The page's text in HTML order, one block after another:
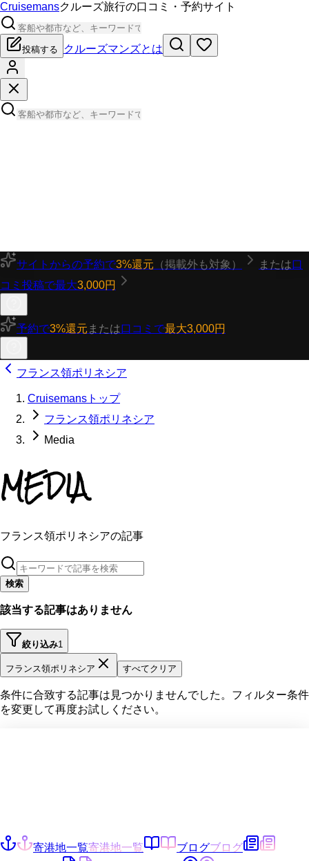
Cruisemansクルーズ旅行の口コミ・予約サイト
投稿する クルーズマンズとは
サイトからの予約で3%還元 （掲載外も対象） または口
コミ投稿で最大3,000円
予約で3%還元 または口コミで最大3,000円
フランス領ポリネシア
Cruisemansトップ
フランス領ポリネシア
Media
MEDIA
フランス領ポリネシアの記事
検索
該当する記事はありません
絞り込み1
フランス領ポリネシア すべてクリア
条件に合致する記事は見つかりませんでした。フィルター条件
を変更して再度お試しください。
寄港地一覧寄港地一覧 ブログブログ